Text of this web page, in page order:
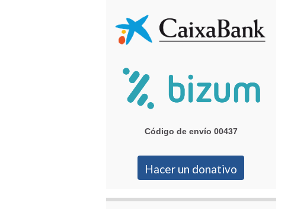
Código de envío 00437
Hacer un donativo